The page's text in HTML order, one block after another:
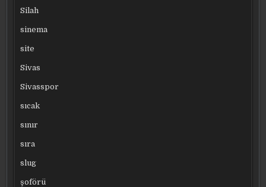
Silah
sinema
site
Sivas
Sivasspor
sıcak
sınır
sıra
slug
şoförü